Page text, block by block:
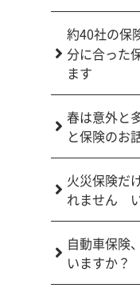
約40社の保
分に合った
ます
春は意外と
と保険のお
火災保険だ
れません
自動車保険
いますか？